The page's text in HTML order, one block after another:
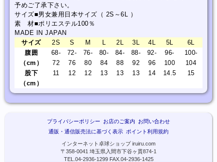
予めご了承下さい。
サイズ■男女兼用日本サイズ（ 2S～6L ）
素 材■ポリエステル100％
MADE IN JAPAN
サイズ
2S S M 2L 3L 4L 5L
6L
腹囲
（cm）
68-
72
72-
76
76-
80
80-
84
84-
88
88-
92
92-
96
96-
100
100-
104
股下
（cm）
11 12 12 13 13 13 14 14.5 15
プライバシーポリシー お店のご案内 お問い合わせ
通販・通信販売法に基づく表示 ポイント利用規約
インターネット卓球ショップ iruiru.com
〒358-0041 埼玉県入間市下谷ヶ貫874-1
TEL.04-2936-1299 FAX.04-2936-1425